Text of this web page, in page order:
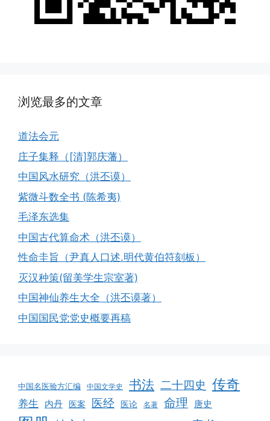
浏览最多的文章
道法会元
庄子集释（[清]郭庆藩）
中国风水研究（洪丕谟）
紫微斗数全书 (陈希夷)
毛泽东选集
中国古代算命术（洪丕谟）
性命圭旨（尹真人口述.明代黄伯符刻板）
灭汉种策(留美学生宗室著)
中国神仙养生大全（洪丕谟著）
中国国民党党史概要再稿
中国名医验方汇编 中国文学史 书法 二十四史 传奇
养生 内丹 医案 医经 医论 名著 命理 唐史